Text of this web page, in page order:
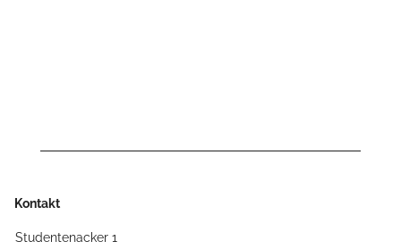
Kontakt
Studentenacker 1